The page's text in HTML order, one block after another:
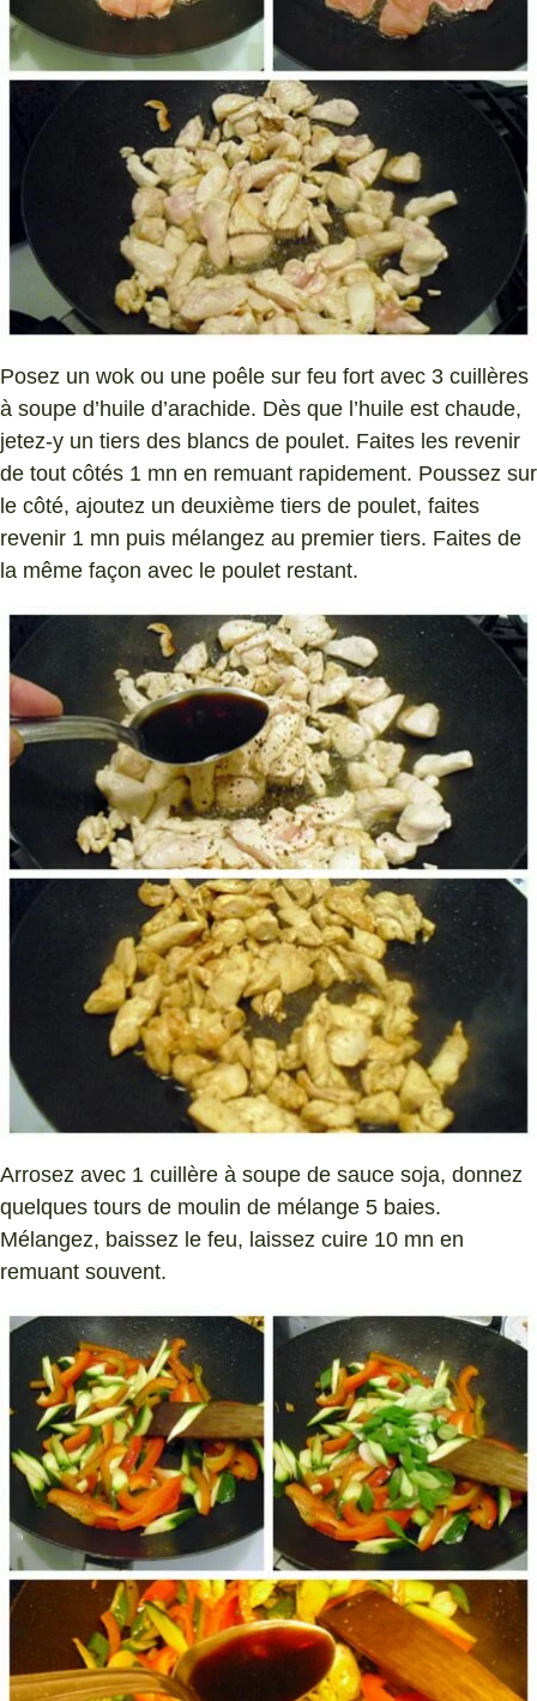
Posez un wok ou une poêle sur feu fort avec 3 cuillères
à soupe d’huile d’arachide. Dès que l’huile est chaude,
jetez-y un tiers des blancs de poulet. Faites les revenir
de tout côtés 1 mn en remuant rapidement. Poussez sur
le côté, ajoutez un deuxième tiers de poulet, faites
revenir 1 mn puis mélangez au premier tiers. Faites de
la même façon avec le poulet restant.
Arrosez avec 1 cuillère à soupe de sauce soja, donnez
quelques tours de moulin de mélange 5 baies.
Mélangez, baissez le feu, laissez cuire 10 mn en
remuant souvent.